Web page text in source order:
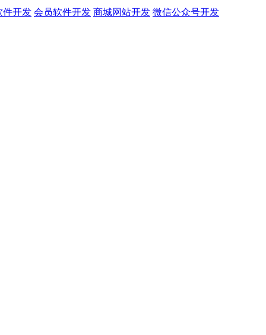
件开发会员软件开发商城网站开发微信公众号开发